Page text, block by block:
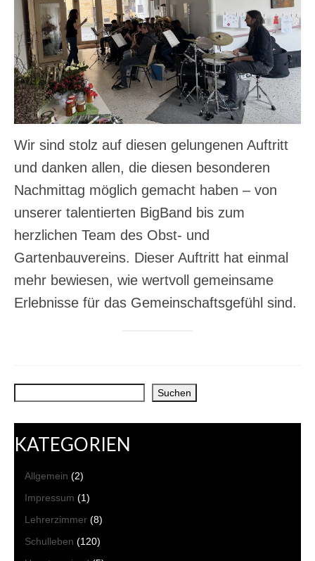
Wir sind stolz auf diesen gelungenen Auftritt
und danken allen, die diesen besonderen
Nachmittag möglich gemacht haben – von
unserer talentierten BigBand bis zum
herzlichen Team des Obst- und
Gartenbauvereins. Dieser Auftritt hat einmal
mehr bewiesen, wie wertvoll gemeinsame
Erlebnisse für das Gemeinschaftsgefühl sind.
Suchen
KATEGORIEN
Allgemein (2)
Impressum (1)
Lehrerzimmer (8)
Schulleben (120)